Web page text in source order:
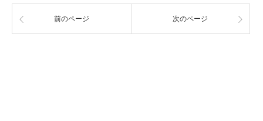
前のページ 次のページ